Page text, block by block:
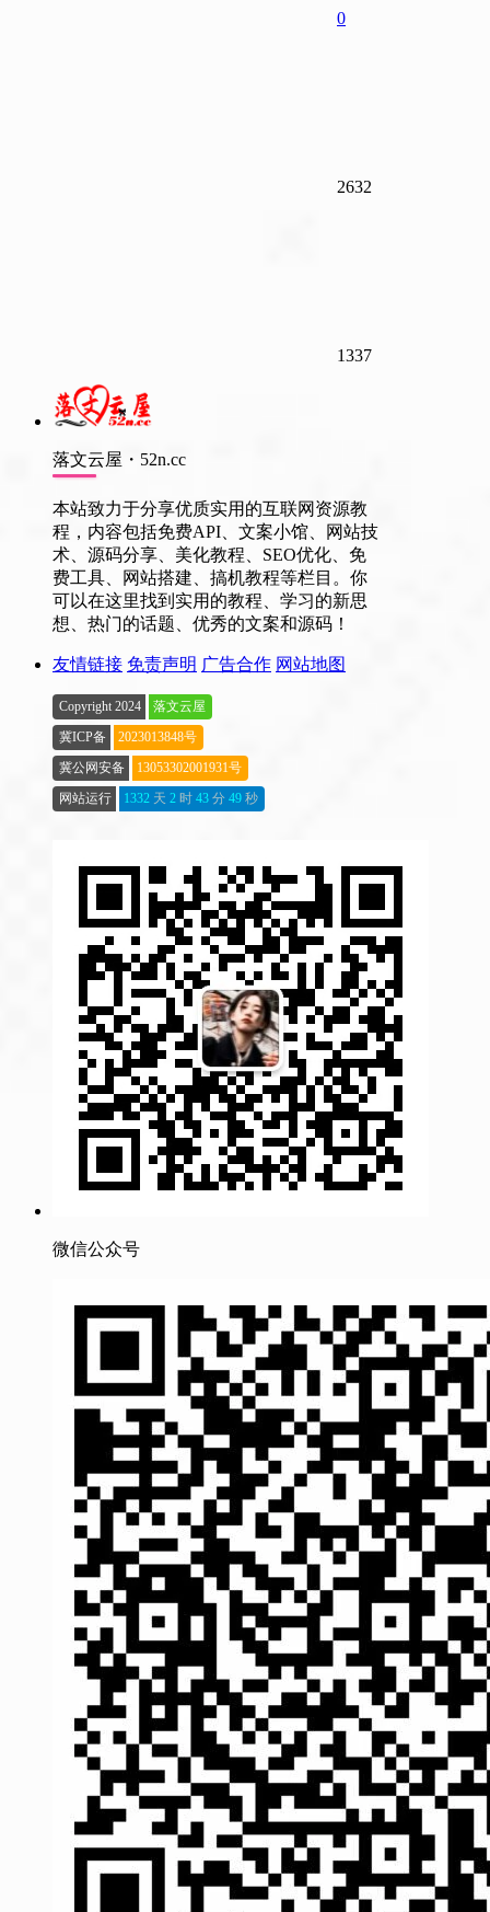
0
2632
1337
落文云屋・52n.cc
本站致力于分享优质实用的互联网资源教
程，内容包括免费API、文案小馆、网站技
术、源码分享、美化教程、SEO优化、免
费工具、网站搭建、搞机教程等栏目。你
可以在这里找到实用的教程、学习的新思
想、热门的话题、优秀的文案和源码！
友情链接 免责声明 广告合作 网站地图
Copyright 2024
落文云屋
冀ICP备
2023013848号
冀公网安备
13053302001931号
网站运行
1332 天 2 时 43 分 50 秒
微信公众号